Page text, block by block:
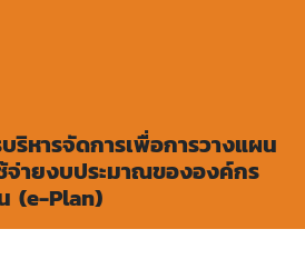
ริหารจัดการเพื่อการวางแผน
จ่ายงบประมาณขององค์กร
(e-Plan)